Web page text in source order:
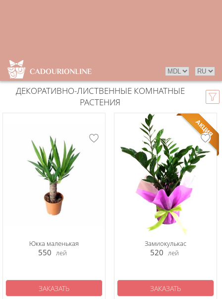
ДЕКОРАТИВНО-ЛИСТВЕННЫЕ КОМНАТНЫЕ
РАСТЕНИЯ
Юкка маленькая
550 лей
ЗАКАЗАТЬ
Замиокулькас
520 лей
ЗАКАЗАТЬ